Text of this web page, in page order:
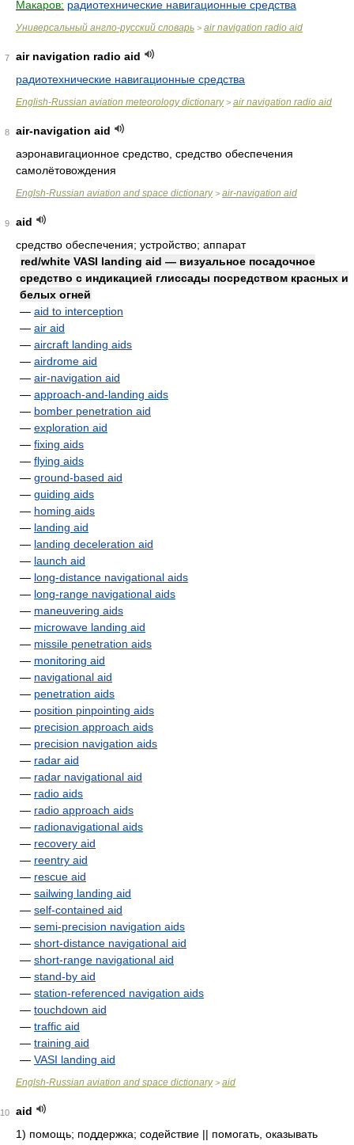
Макаров: радиотехнические навигационные средства
Универсальный англо-русский словарь > air navigation radio aid
7
air navigation radio aid
радиотехнические навигационные средства
English-Russian aviation meteorology dictionary> air navigation radio aid
8
air-navigation aid
аэронавигационное средство, средство обеспечения
самолётовождения
Englsh-Russian aviation and space dictionary> air-navigation aid
9
aid
средство обеспечения; устройство; аппарат
red/white VASI landing aid — визуальное посадочное
средство с индикацией глиссады посредством красных и
белых огней
— aid to interception
— air aid
— aircraft landing aids
— airdrome aid
— air-navigation aid
— approach-and-landing aids
— bomber penetration aid
— exploration aid
— fixing aids
— flying aids
— ground-based aid
— guiding aids
— homing aids
— landing aid
— landing deceleration aid
— launch aid
— long-distance navigational aids
— long-range navigational aids
— maneuvering aids
— microwave landing aid
— missile penetration aids
— monitoring aid
— navigational aid
— penetration aids
— position pinpointing aids
— precision approach aids
— precision navigation aids
— radar aid
— radar navigational aid
— radio aids
— radio approach aids
— radionavigational aids
— recovery aid
— reentry aid
— rescue aid
— sailwing landing aid
— self-contained aid
— semi-precision navigation aids
— short-distance navigational aid
— short-range navigational aid
— stand-by aid
— station-referenced navigation aids
— touchdown aid
— traffic aid
— training aid
— VASI landing aid
Englsh-Russian aviation and space dictionary> aid
10
aid
1) помощь; поддержка; содействие || помогать, оказывать